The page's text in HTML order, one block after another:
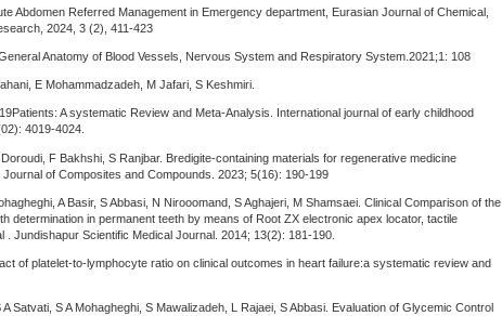
Abdomen Referred Management in Emergency department, Eurasian Journal of Chemical,
2024, 3 (2), 411-423
Anatomy of Blood Vessels, Nervous System and Respiratory System.2021;1: 108
E Mohammadzadeh, M Jafari, S Keshmiri.
A systematic Review and Meta-Analysis. International journal of early childhood
4019-4024.
F Bakhshi, S Ranjbar. Bredigite-containing materials for regenerative medicine
Journal of Composites and Compounds. 2023; 5(16): 190-199
A Basir, S Abbasi, N Nirooomand, S Aghajeri, M Shamsaei. Clinical Comparison of the
determination in permanent teeth by means of Root ZX electronic apex locator, tactile
. Jundishapur Scientific Medical Journal. 2014; 13(2): 181-190.
of platelet-to-lymphocyte ratio on clinical outcomes in heart failure:a systematic review and
A Satvati, S A Mohagheghi, S Mawalizadeh, L Rajaei, S Abbasi. Evaluation of Glycemic Control